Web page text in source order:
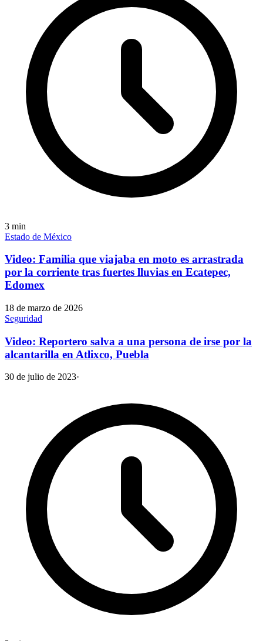
3 min
Estado de México
Video: Familia que viajaba en moto es arrastrada
por la corriente tras fuertes lluvias en Ecatepec,
Edomex
18 de marzo de 2026
Seguridad
Video: Reportero salva a una persona de irse por la
alcantarilla en Atlixco, Puebla
30 de julio de 2023·